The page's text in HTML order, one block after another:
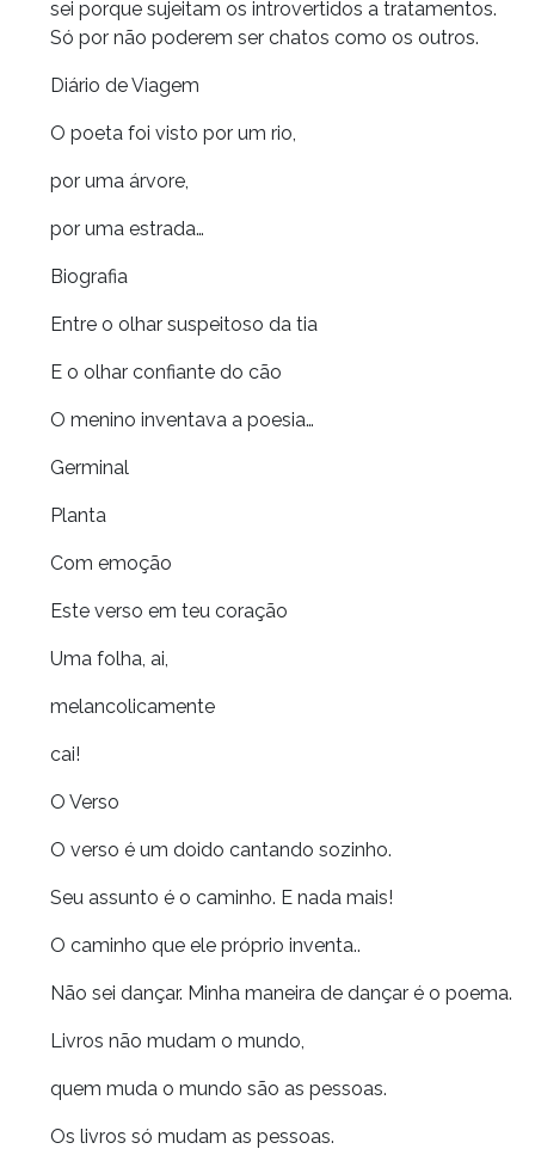
sei porque sujeitam os introvertidos a tratamentos.
Só por não poderem ser chatos como os outros.
Diário de Viagem
O poeta foi visto por um rio,
por uma árvore,
por uma estrada…
Biografia
Entre o olhar suspeitoso da tia
E o olhar confiante do cão
O menino inventava a poesia…
Germinal
Planta
Com emoção
Este verso em teu coração
Uma folha, ai,
melancolicamente
cai!
O Verso
O verso é um doido cantando sozinho.
Seu assunto é o caminho. E nada mais!
O caminho que ele próprio inventa..
Não sei dançar. Minha maneira de dançar é o poema.
Livros não mudam o mundo,
quem muda o mundo são as pessoas.
Os livros só mudam as pessoas.